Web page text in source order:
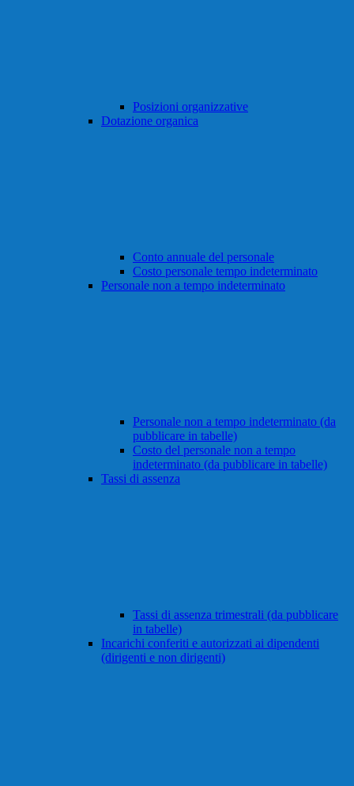
Posizioni organizzative
Dotazione organica
Conto annuale del personale
Costo personale tempo indeterminato
Personale non a tempo indeterminato
Personale non a tempo indeterminato (da
pubblicare in tabelle)
Costo del personale non a tempo
indeterminato (da pubblicare in tabelle)
Tassi di assenza
Tassi di assenza trimestrali (da pubblicare
in tabelle)
Incarichi conferiti e autorizzati ai dipendenti
(dirigenti e non dirigenti)